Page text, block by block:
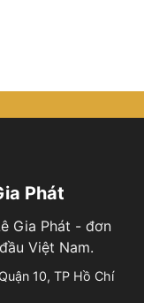
Phát
Gia Phát - đơn
Việt Nam.
10, TP Hồ Chí